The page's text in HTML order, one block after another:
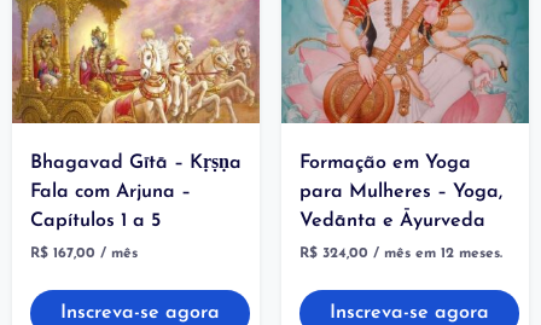
Bhagavad Gītā – Kṛṣṇa
Fala com Arjuna –
Capítulos 1 a 5
R$ 167,00 / mês
Inscreva-se agora
Formação em Yoga
para Mulheres – Yoga,
Vedānta e Āyurveda
R$324,00 / mês em 12 meses.
Inscreva-se agora